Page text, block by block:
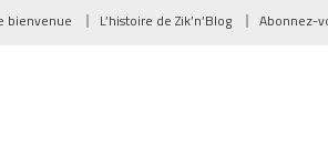
bienvenue L’histoire de Zik’n’Blog Abonnez-